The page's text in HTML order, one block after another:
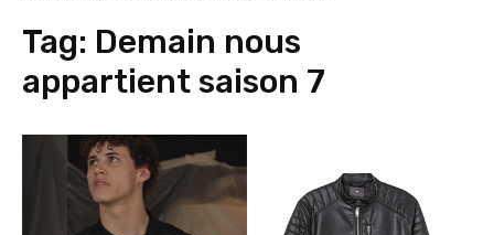
Tag: Demain nous
appartient saison 7